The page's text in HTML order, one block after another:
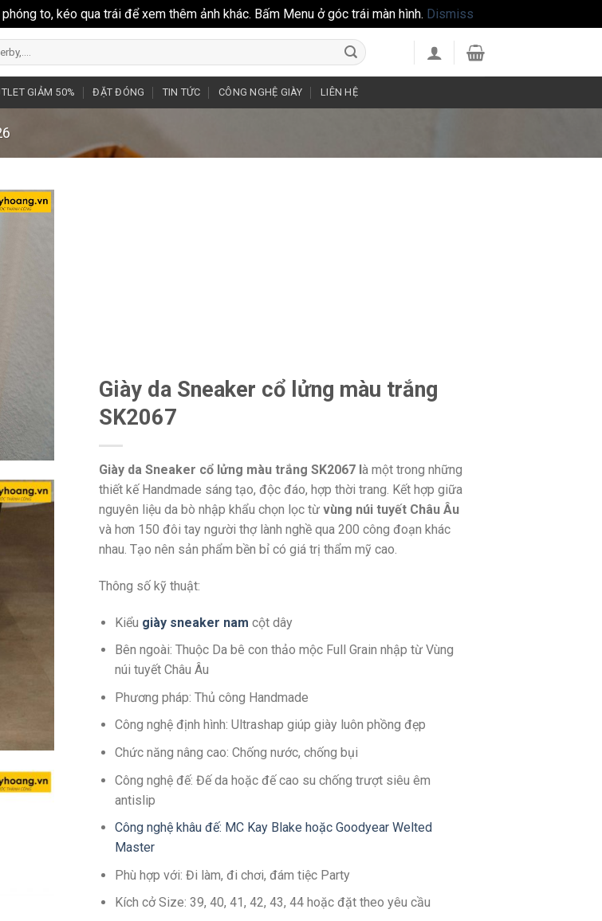
to, kéo qua trái để xem thêm ảnh khác. Bấm Menu ở góc trái màn hình. Dismiss
GIẢM 50% ĐẶT ĐÓNG TIN TỨC CÔNG NGHỆ GIÀY LIÊN HỆ
Giày da Sneaker cổ lửng màu trắng
SK2067
Giày da Sneaker cổ lửng màu trắng SK2067 là một trong những
thiết kế Handmade sáng tạo, độc đáo, hợp thời trang. Kết hợp giữa
nguyên liệu da bò nhập khẩu chọn lọc từ vùng núi tuyết Châu Âu
và hơn 150 đôi tay người thợ lành nghề qua 200 công đoạn khác
nhau. Tạo nên sản phẩm bền bỉ có giá trị thẩm mỹ cao.
Thông số kỹ thuật:
Kiểu giày sneaker nam cột dây
Bên ngoài: Thuộc Da bê con thảo mộc Full Grain nhập từ Vùng
núi tuyết Châu Âu
Phương pháp: Thủ công Handmade
Công nghệ định hình: Ultrashap giúp giày luôn phồng đẹp
Chức năng nâng cao: Chống nước, chống bụi
Công nghệ đế: Đế da hoặc đế cao su chống trượt siêu êm
antislip
Công nghệ khâu đế: MC Kay Blake hoặc Goodyear Welted
Master
Phù hợp với: Đi làm, đi chơi, đám tiệc Party
Kích cở Size: 39, 40, 41, 42, 43, 44 hoặc đặt theo yêu cầu